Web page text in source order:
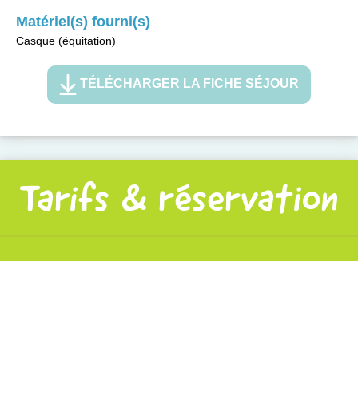
Matériel(s) fourni(s)
Casque (équitation)
TÉLÉCHARGER LA FICHE SÉJOUR
Tarifs & réservation